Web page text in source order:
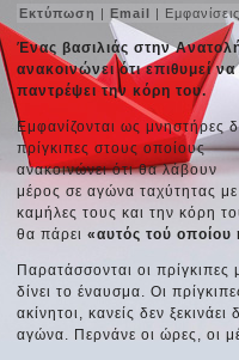
Εκτύπωση |Email |
Ένας βασιλιάς στην
ανακοινώνει ότι επιθυμεί να
παντρέψει την κόρη του.
Εμφανίζονται ως μνηστήρες
πρίγκιπες στους οποίους
ανακοινώνει ότι θα λάβουν
μέρος σε αγώνα ταχύτητας με
καμήλες τους και την κόρη
θα πάρει«αυτός τού οποίου
Παρατάσσονται οι πρίγκιπες
δίνει το έναυσμα. Οι
ακίνητοι, κανείς δεν
αγώνα. Περνάνε οι ώρες, οι